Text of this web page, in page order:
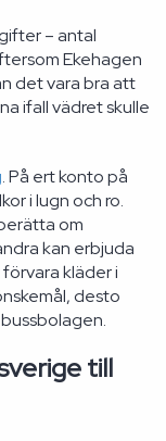
– antal
Ekehagen
det vara bra att
ifall vädret skulle
. På ert konto på
i lugn och ro.
om
kan erbjuda
kläder i
desto
till